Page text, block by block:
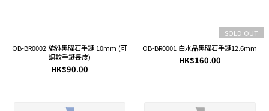
OB-BR0002 貔貅黑曜石手鏈 10mm (可
調較手鏈長度)
HK$90.00
SOLD OUT
OB-BR0001 白水晶黑曜石手鏈12.6mm
HK$160.00